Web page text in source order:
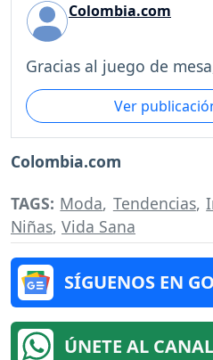
Colombia.com
Gracias al juego de
Ver
Colombia.com
TAGS: Moda, Tendencias,
Niñas, Vida Sana
SÍGUENOS EN
ÚNETE AL